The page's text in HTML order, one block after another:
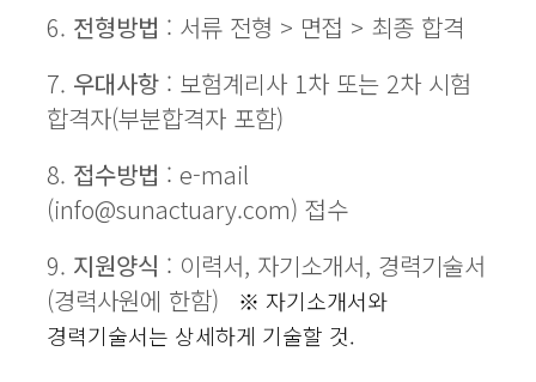
6. 전형방법 : 서류 전형 > 면접 > 최종 합격
7. 우대사항: 보험계리사 1차 또는 2차 시험
합격자(부분합격자 포함)
8. 접수방법 : e-mail
(info@sunactuary.com) 접수
9. 지원양식 : 이력서, 자기소개서, 경력기술서
(경력사원에 한함)
※ 자기소개서와
경력기술서는 상세하게 기술할 것.